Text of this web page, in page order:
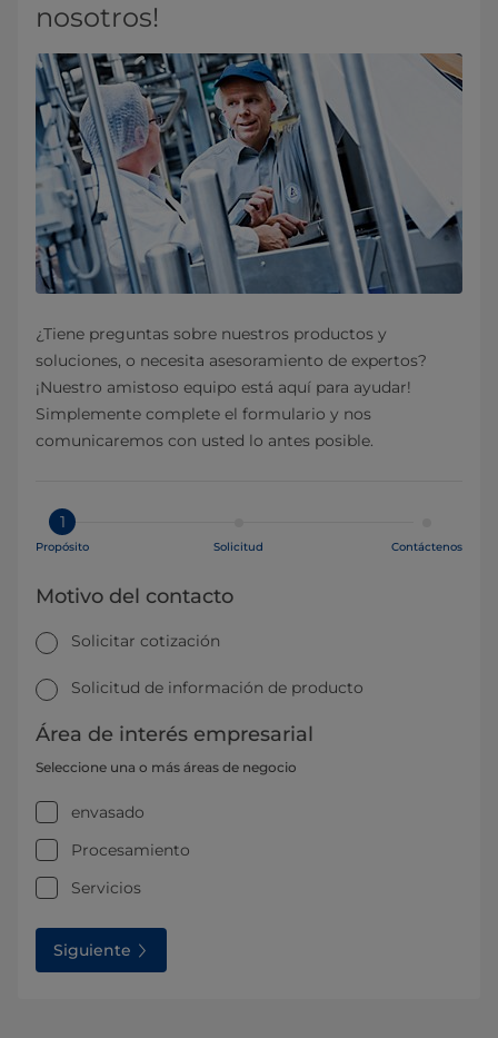
nosotros!
¿Tiene preguntas sobre nuestros productos y
soluciones, o necesita asesoramiento de expertos?
¡Nuestro amistoso equipo está aquí para ayudar!
Simplemente complete el formulario y nos
comunicaremos con usted lo antes posible.
1
Propósito Solicitud Contáctenos
Motivo del contacto
Solicitar cotización
Solicitud de información de producto
Área de interés empresarial
Seleccione una o más áreas de negocio
envasado
Procesamiento
Servicios
Siguiente